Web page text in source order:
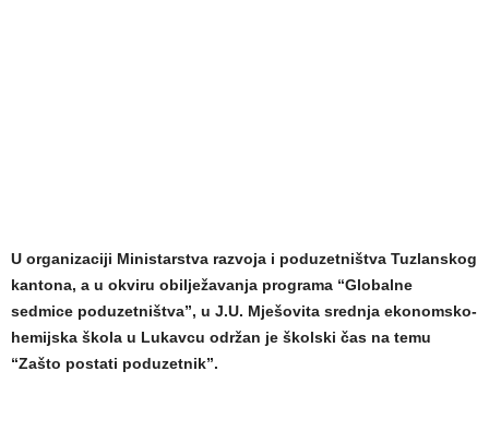
U organizaciji Ministarstva razvoja i poduzetništva Tuzlanskog
kantona, a u okviru obilježavanja programa “Globalne
sedmice poduzetništva”, u J.U. Mješovita srednja ekonomsko-
hemijska škola u Lukavcu održan je školski čas na temu
“Zašto postati poduzetnik”.